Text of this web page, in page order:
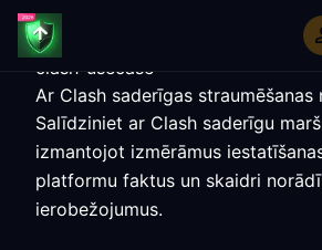
clash-usecase
Ar Clash saderīgas straumēšanas
Salīdziniet ar Clash saderīgu
izmantojot izmērāmus
platformu faktus un skaidri
ierobežojumus.